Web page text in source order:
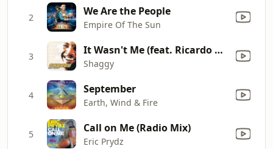
2 We Are the People
Empire Of The Sun
3 It Wasn't Me (feat. Ricardo Ducent)
Shaggy
4 September
Earth, Wind & Fire
5 Call on Me (Radio Mix)
Eric Prydz